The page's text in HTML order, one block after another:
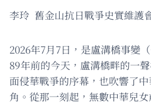
李玲 舊金山抗日戰爭史實維護
2026年7月7日，是盧溝橋事變
89年前的今天，盧溝橋畔的一
面侵華戰爭的序幕，也吹響了
角。從那一刻起，無數中華兒